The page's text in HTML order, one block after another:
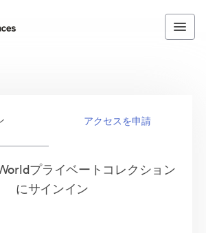
アクセスを申請
プライベートコレクション
にサインイン